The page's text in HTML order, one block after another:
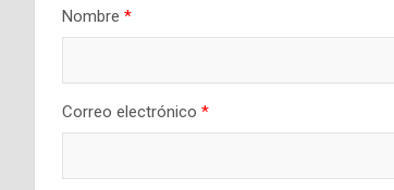
Nombre *
Correo electrónico *